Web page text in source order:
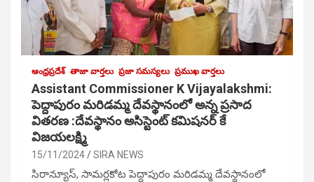
ఆంధ్రప్రదేశ్ తాజా వార్తలు ప్రజా సమస్యలు ప్రముఖ వార్తలు
Assistant Commissioner K Vijayalakshmi:
పెద్దాపురం మరిడమ్మ దేవస్థానంలో అన్న ప్రసాద
వితరణ :దేవస్థానం అసిస్టెంట్ కమిషనర్ కే
విజయలక్ష్మి
15/11/2024 SIRA NEWS
సిరాన్యూస్, సామర్లకోట పెద్దాపురం మరిడమ్మ దేవస్థానంలో